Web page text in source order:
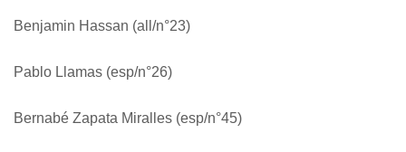
Benjamin Hassan (all/n°23)
Pablo Llamas (esp/n°26)
Bernabé Zapata Miralles (esp/n°45)